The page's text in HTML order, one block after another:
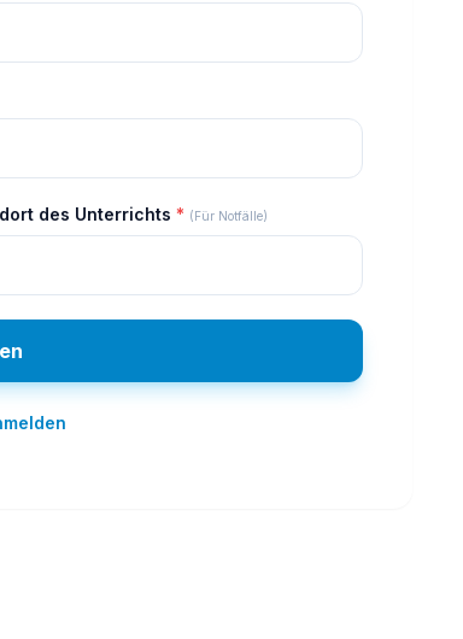
des Unterrichts * (Für Notfälle)